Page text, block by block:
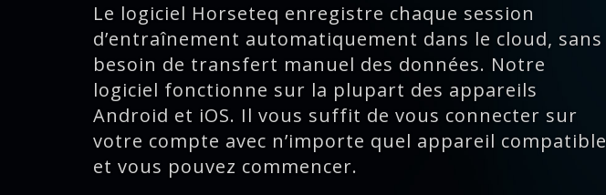
Le logiciel Horseteq enregistre chaque session
d’entraînement automatiquement dans le cloud, sans
besoin de transfert manuel des données. Notre
logiciel fonctionne sur la plupart des appareils
Android et iOS. Il vous suffit de vous connecter sur
votre compte avec n’importe quel appareil compatible
et vous pouvez commencer.